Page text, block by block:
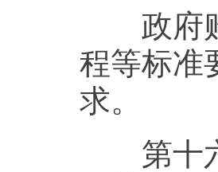
政府购
程等标准
求。
第十六